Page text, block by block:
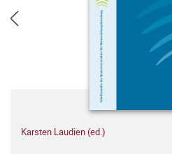
Karsten Laudien (ed.)